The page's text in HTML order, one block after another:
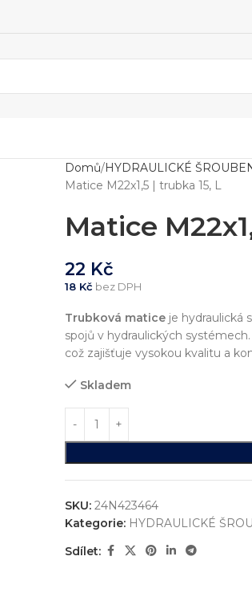
Domů HYDRAULICKÉ
Matice M22x1,5 | trubka 15, L
Matice
22 Kč
18 Kč bez DPH
Trubková matice je hydraulická
spojů v hydraulických
což zajišťuje vysokou kvalitu a
Skladem
SKU: 24N423464
Kategorie: HYDRAULICKÉ
Sdílet: